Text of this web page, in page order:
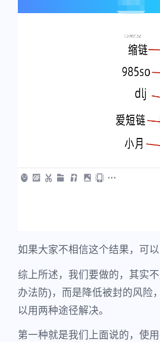
如果大家不相信这个结果，可以
综上所述，我们要做的，其实
办法防)，而是降低被封的风险
以用两种途径解决。
第一种就是我们上面说的，使